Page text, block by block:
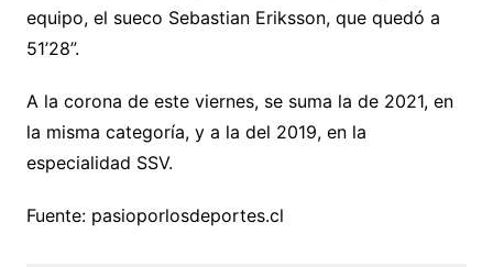
equipo, el sueco Sebastian Eriksson, que quedó a
51’28”.
A la corona de este viernes, se suma la de 2021, en
la misma categoría, y a la del 2019, en la
especialidad SSV.
Fuente: pasioporlosdeportes.cl